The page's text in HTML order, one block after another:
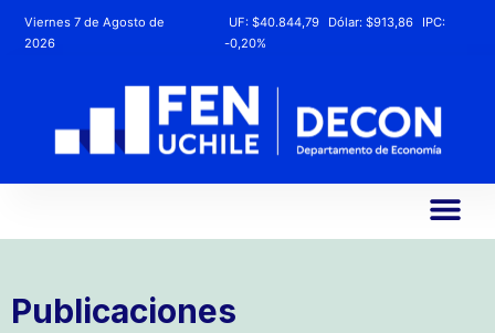
Viernes 7 de Agosto de
2026
UF: $40.844,79 Dólar: $913,86
IPC:
-0,20%
Publicaciones